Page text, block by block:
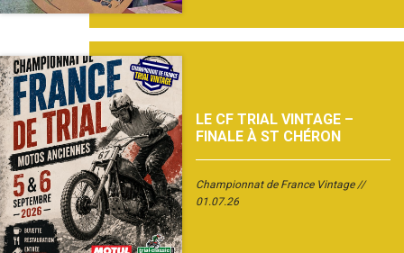
LE CF TRIAL VINTAGE –
FINALE À ST CHÉRON
Championnat de France Vintage
01.07.26